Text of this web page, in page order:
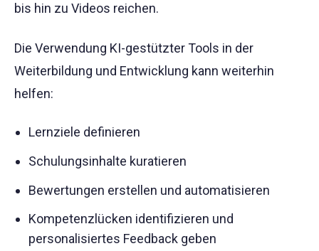
bis hin zu Videos reichen.
Die Verwendung KI-gestützter Tools in der
Weiterbildung und Entwicklung kann weiterhin
helfen:
Lernziele definieren
Schulungsinhalte kuratieren
Bewertungen erstellen und automatisieren
Kompetenzlücken identifizieren und
personalisiertes Feedback geben